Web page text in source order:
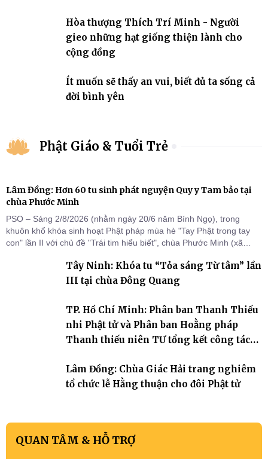
Hòa thượng Thích Trí Minh - Người
gieo những hạt giống thiện lành cho
cộng đồng
Ít muốn sẽ thấy an vui, biết đủ ta sống cả
đời bình yên
Phật Giáo & Tuổi Trẻ
Lâm Đồng: Hơn 60 tu sinh phát nguyện Quy y Tam bảo tại
chùa Phước Minh
PSO – Sáng 2/8/2026 (nhằm ngày 20/6 năm Bính Ngọ), trong
khuôn khổ khóa sinh hoạt Phật pháp mùa hè "Tay Phật trong tay
con" lần II với chủ đề "Trái tim hiểu biết", chùa Phước Minh (xã
cho hơn 60 tu sinh.Tây Ninh: Khóa tu “Tỏa sáng Từ tâm” lần
III tại chùa Đông Quang
TP. Hồ Chí Minh: Phân ban Thanh Thiếu
nhi Phật tử và Phân ban Hoằng pháp
Thanh thiếu niên TƯ tổng kết công tác
Lâm Đồng: Chùa Giác Hải trang nghiêm
tổ chức lễ Hằng thuận cho đôi Phật tử
QUAN TÂM & HỖ TRỢ